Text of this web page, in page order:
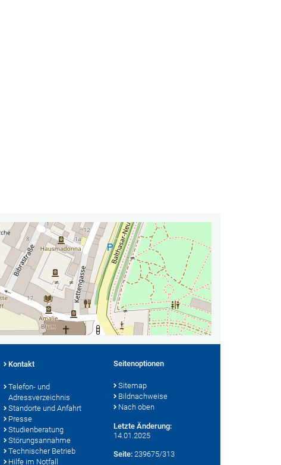
Kontakt
Telefon- und
Adressverzeichnis
Standorte und Anfahrt
Presse
Studienberatung
Störungsannahme
Technischer Betrieb
Hilfe im Notfall
Seitenoptionen
Sitemap
Bildnachweise
Nach oben
Letzte Änderung:
14.01.2025
Seite: 239675/313